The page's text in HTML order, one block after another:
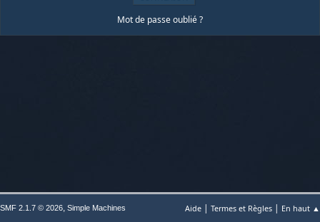
Mot de passe oublié ?
Aide | Termes et Règles | En haut ▲
SMF 2.1.7 © 2026, Simple Machines